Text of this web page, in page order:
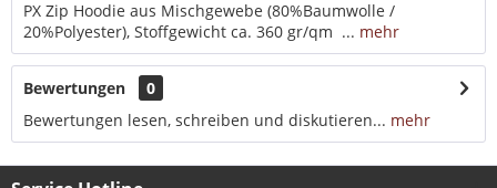
PX Zip Hoodie aus Mischgewebe (80%Baumwolle /
20%Polyester), Stoffgewicht ca. 360 gr/qm ... mehr
Bewertungen
0
Bewertungen lesen, schreiben und diskutieren... mehr